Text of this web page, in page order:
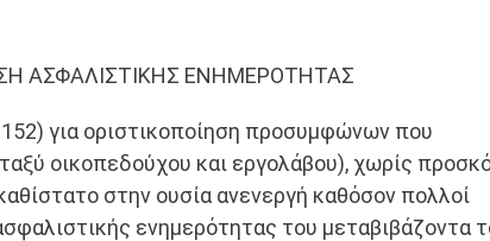
ΑΣΦΑΛΙΣΤΙΚΗΣ ΕΝΗΜΕΡΟΤΗΤΑΣ
για οριστικοποίηση προσυμφώνων που
οικοπεδούχου και εργολάβου), χωρίς
στην ουσία ανενεργή καθόσον πολλοί
ενημερότητας του μεταβιβάζοντα